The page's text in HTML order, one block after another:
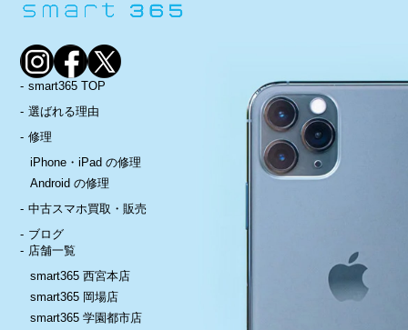
smart365 TOP
選ばれる理由
修理
iPhone・iPad の修理
Android の修理
中古スマホ買取・販売
ブログ
店舗一覧
smart365 西宮本店
smart365 岡場店
smart365 学園都市店